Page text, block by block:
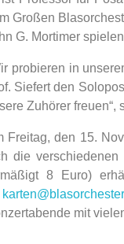
Großen
G. Mortimer
probieren in
Siefert den
Zuhörer freuen“,
Freitag, den 15.
die
8 Euro)
mit